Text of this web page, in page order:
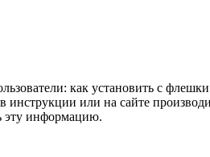
как установить с
или на сайте
эту информацию.